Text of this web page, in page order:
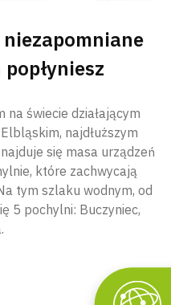
na świecie działającym
najdłuższym
się masa urządzeń
które zachwycają
tym szlaku wodnym, od
5 pochylni: Buczyniec,